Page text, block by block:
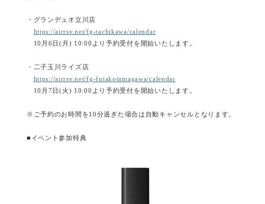
・グランデュオ立川店
https://airrsv.net/fg-tachikawa/calendar
10月6日(月) 10:00より予約受付を開始いたします。
・二子玉川ライズ店
https://airrsv.net/fg-futakotamagawa/calendar
10月7日(火) 10:00より予約受付を開始いたします。
※ご予約のお時間を10分過ぎた場合は自動キャンセルとなります。
■イベント参加特典